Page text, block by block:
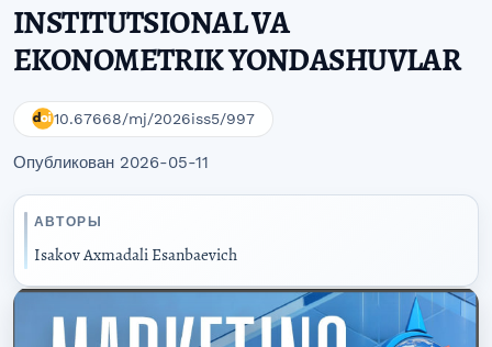
INSTITUTSIONAL VA
EKONOMETRIK YONDASHUVLAR
10.67668/mj/2026iss5/997
Опубликован 2026-05-11
АВТОРЫ
Isakov Axmadali Esanbaevich